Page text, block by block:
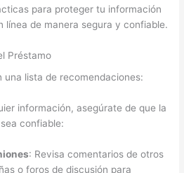
para proteger tu información
línea de manera segura y confiable.
Préstamo
una lista de recomendaciones:
información, asegúrate de que la
confiable:
: Revisa comentarios de otros
o foros de discusión para